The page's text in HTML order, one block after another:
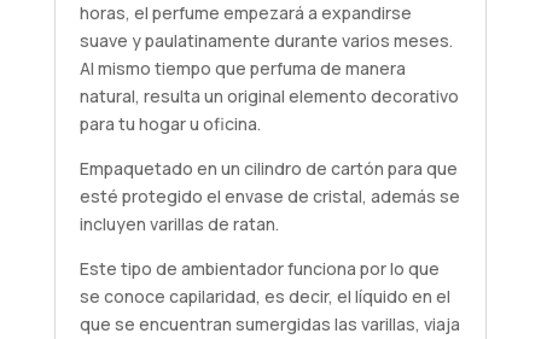
horas, el perfume empezará a expandirse
suave y paulatinamente durante varios meses.
Al mismo tiempo que perfuma de manera
natural, resulta un original elemento decorativo
para tu hogar u oficina.
Empaquetado en un cilindro de cartón para que
esté protegido el envase de cristal, además se
incluyen varillas de ratan.
Este tipo de ambientador funciona por lo que
se conoce capilaridad, es decir, el líquido en el
que se encuentran sumergidas las varillas, viaja